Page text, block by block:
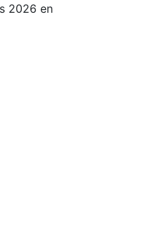
2026 en